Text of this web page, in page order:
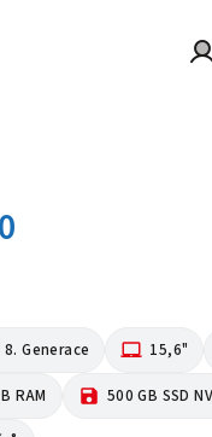
Generace laptop_mac 15,6"
RAM save 500 GB SSD